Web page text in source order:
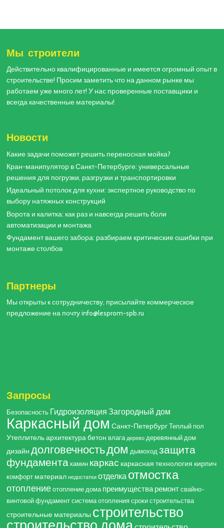
Мы строители
Действительно квалифицированные и имеется огромный опыт в
строительстве! Просим заметить что на данном рынке мы
работаем уже много лет! У нас проверенные поставщики и
всегда качественные материалы!
Новости
Какие задачи поможет решить переносная мойка?
Кран-манипулятор в Санкт-Петербурге: универсальные
решения для погрузки, разгрузки и транспортировки
Идеальный потолок для кухни: экспертное руководство по
выбору натяжных конструкций
Ворота и калитка: как раз и навсегда решить боли
автоматизации и монтажа
Фундамент вашего забора: разбираем критические ошибки при
монтаже столбов
Партнеры
Мы открыты к сотрудничеству, присылайте коммерческое
предложение на почту info@lesprom-spb.ru
Запросы
Безопасность Гидроизоляция Загородный дом
Каркасный дом Санкт-Петербург Теплый пол
Утеплительархитектурабетон влага дерево деревянный дом
дизайн долговечностьдом дымоход защита
фундамента камин каркас каркасная технология кирпич
комфорт материал недостатки отделка отмостка
отопление отопление дома преимуществаремонт свайно-
винтовой фундамент система отопления сроки строительства
строительные материалы строительство